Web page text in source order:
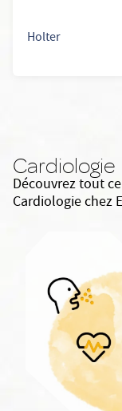
Holter
Cardiologie
Découvrez tout
Cardiologie chez